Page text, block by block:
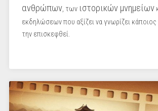
ανθρώπων, των ιστορικών μνημείων
εκδηλώσεων που αξίζει να γνωρίζει
την επισκεφθεί.